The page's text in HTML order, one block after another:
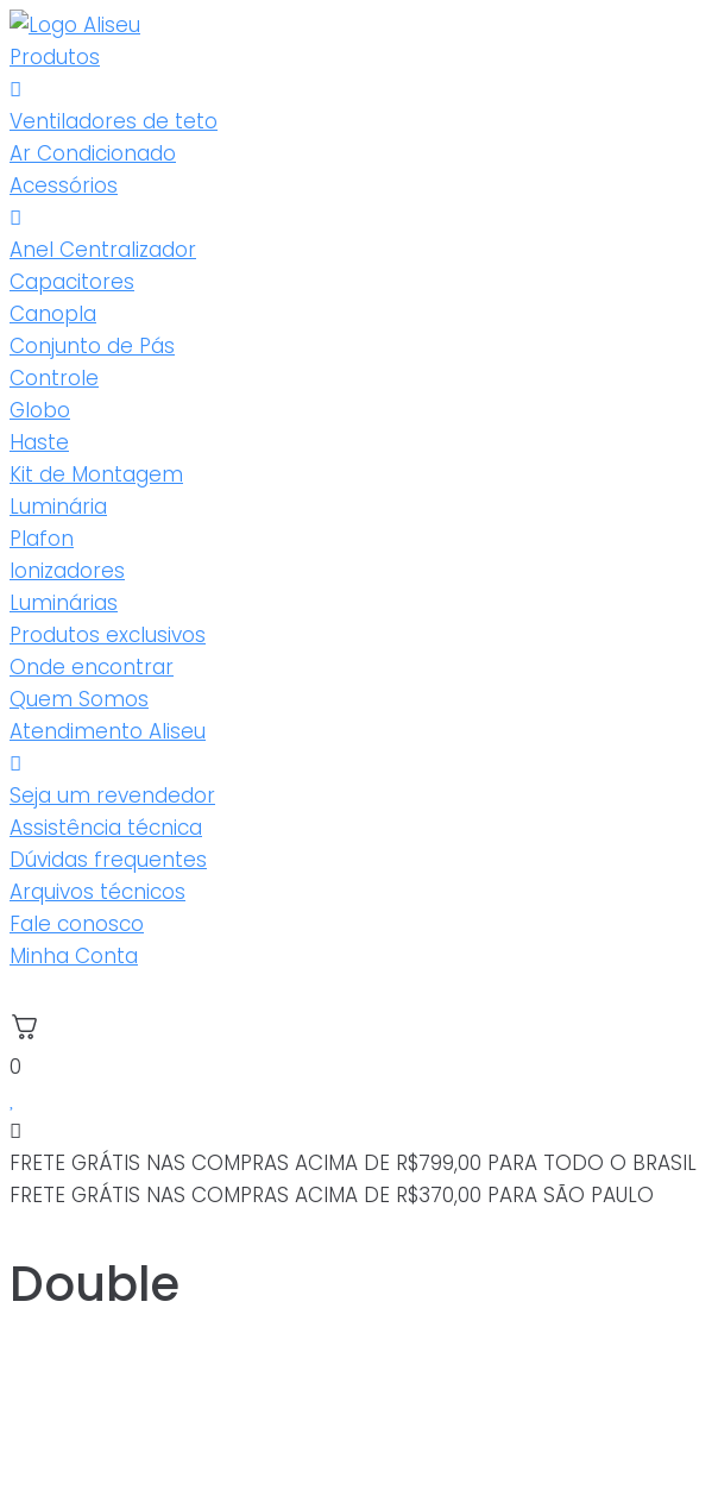
Produtos
Ventiladores de teto
Ar Condicionado
Acessórios
Anel Centralizador
Capacitores
Canopla
Conjunto de Pás
Controle
Globo
Haste
Kit de Montagem
Luminária
Plafon
Ionizadores
Luminárias
Produtos exclusivos
Onde encontrar
Quem Somos
Atendimento Aliseu
Seja um revendedor
Assistência técnica
Dúvidas frequentes
Arquivos técnicos
Fale conosco
Minha Conta
0
FRETE GRÁTIS NAS COMPRAS ACIMA DE R$799,00 PARA TODO O BRASIL
FRETE GRÁTIS NAS COMPRAS ACIMA DE R$370,00 PARA SÃO PAULO
Double